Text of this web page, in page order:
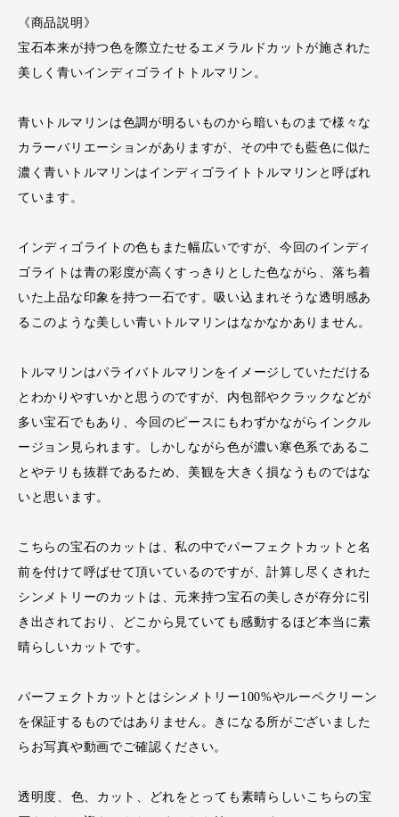
《商品説明》
宝石本来が持つ色を際立たせるエメラルドカットが施された
美しく青いインディゴライトトルマリン。
青いトルマリンは色調が明るいものから暗いものまで様々な
カラーバリエーションがありますが、その中でも藍色に似た
濃く青いトルマリンはインディゴライトトルマリンと呼ばれ
ています。
インディゴライトの色もまた幅広いですが、今回のインディ
ゴライトは青の彩度が高くすっきりとした色ながら、落ち着
いた上品な印象を持つ一石です。吸い込まれそうな透明感あ
るこのような美しい青いトルマリンはなかなかありません。
トルマリンはパライバトルマリンをイメージしていただける
とわかりやすいかと思うのですが、内包部やクラックなどが
多い宝石でもあり、今回のピースにもわずかながらインクル
ージョン見られます。しかしながら色が濃い寒色系であるこ
とやテリも抜群であるため、美観を大きく損なうものではな
いと思います。
こちらの宝石のカットは、私の中でパーフェクトカットと名
前を付けて呼ばせて頂いているのですが、計算し尽くされた
シンメトリーのカットは、元来持つ宝石の美しさが存分に引
き出されており、どこから見ていても感動するほど本当に素
晴らしいカットです。
パーフェクトカットとはシンメトリー100%やルーペクリーン
を保証するものではありません。きになる所がございました
らお写真や動画でご確認ください。
透明度、色、カット、どれをとっても素晴らしいこちらの宝